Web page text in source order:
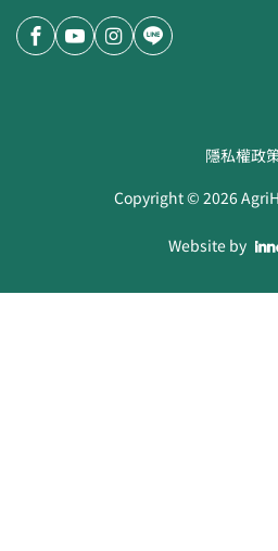
隱私權政
Copyright ©2026
Website by